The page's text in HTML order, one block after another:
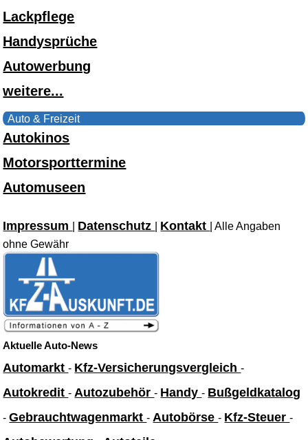
Lackpflege
Handysprüche
Autowerbung
weitere...
Auto & Freizeit
Autokinos
Motorsporttermine
Automuseen
Impressum Datenschutz Kontakt
| Alle Angaben
ohne Gewähr
Aktuelle Auto-News
Automarkt- Kfz-Versicherungsvergleich-
Autokredit- Autozubehör- Handy- Bußgeldkatalog
-Gebrauchtwagenmarkt- Autobörse- Kfz-Steuer-